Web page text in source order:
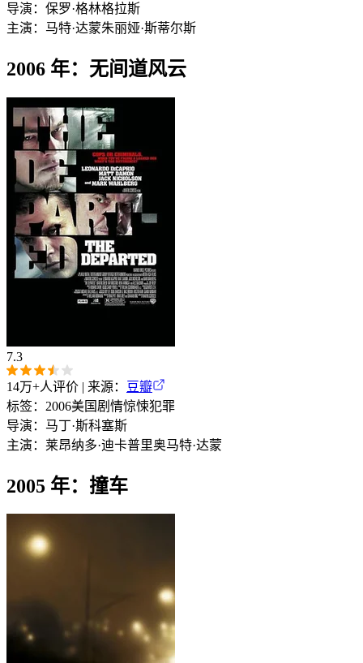
导演： 保罗·格林格拉斯
主演： 马特·达蒙朱丽娅·斯蒂尔斯
2006 年：无间道风云
7.3
14万+人评价 | 来源：
豆瓣
标签： 2006美国 剧情惊悚犯罪
导演： 马丁·斯科塞斯
主演： 莱昂纳多·迪卡普里奥马特·达蒙
2005 年：撞车